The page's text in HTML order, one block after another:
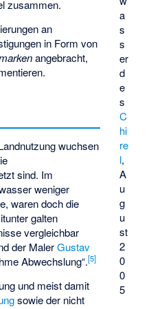
a
s
s
er
d
e
s
C
hi
re
l,
A
u
g
u
st
2
0
0
5
zusammen.
an
in Form von
angebracht,
wuchsen
sind. Im
weniger
waren doch die
galten
vergleichbar
der MalerGustav
Abwechslung“.[5]
und meist damit
sowie der nicht